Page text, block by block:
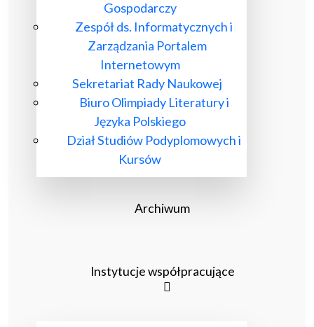
Gospodarczy
Zespół ds. Informatycznych i
Zarządzania Portalem
Internetowym
Sekretariat Rady Naukowej
Biuro Olimpiady Literatury i
Języka Polskiego
Dział Studiów Podyplomowych i
Kursów
Archiwum
Instytucje współpracujące